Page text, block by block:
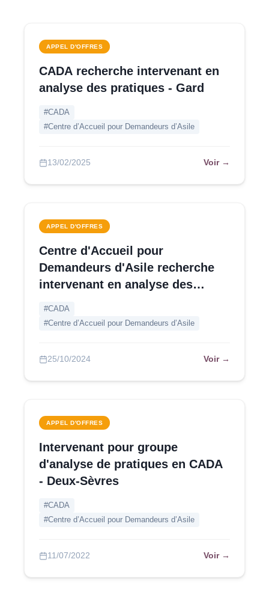
APPEL D'OFFRES
CADA recherche intervenant en
analyse des pratiques - Gard
#CADA
#Centre d’Accueil pour Demandeurs d’Asile
13/02/2025 Voir →
APPEL D'OFFRES
Centre d'Accueil pour
Demandeurs d'Asile recherche
intervenant en analyse des
Loiret | Terminé
#CADA
#Centre d’Accueil pour Demandeurs d’Asile
25/10/2024 Voir →
APPEL D'OFFRES
Intervenant pour groupe
d'analyse de pratiques en CADA
- Deux-Sèvres
#CADA
#Centre d’Accueil pour Demandeurs d’Asile
11/07/2022 Voir →